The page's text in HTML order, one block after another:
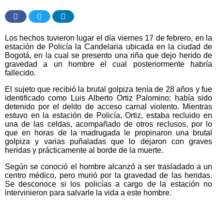
Los hechos tuvieron lugar el día viernes 17 de febrero, en la
estación de Policía la Candelaria ubicada en la ciudad de
Bogotá, en la cual se presento una riña que dejo herido de
gravedad a un hombre el cual posteriormente habría
fallecido.
El sujeto que recibió la brutal golpiza tenía de 28 años y fue
identificado como Luis Alberto Ortiz Palomino; había sido
detenido por el delito de acceso carnal violento. Mientras
estuvo en la estación de Policía, Ortiz, estaba recluido en
una de las celdas, acompañado de otros reclusos, por lo
que en horas de la madrugada le propinaron una brutal
golpiza y varias puñaladas que lo dejaron con graves
heridas y prácticamente al borde de la muerte.
Según se conoció el hombre alcanzó a ser trasladado a un
centro médico, pero murió por la gravedad de las heridas.
Se desconoce si los policías a cargo de la estación no
intervinieron para salvarle la vida a este hombre.